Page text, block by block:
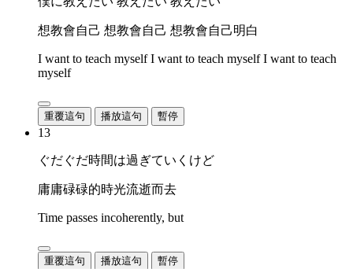
想教會自己 想教會自己 想教會自己明白
I want to teach myself I want to teach myself I want to teach
myself
重覆這句 播放這句 暫停
13
ぐだぐだ時間は過ぎていくけど
庸庸碌碌的時光流逝而去
Time passes incoherently, but
重覆這句 播放這句 暫停